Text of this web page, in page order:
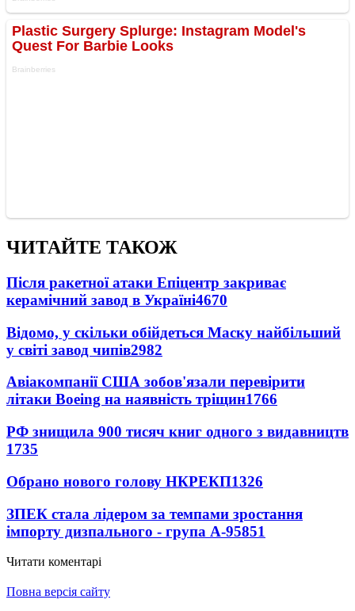
ЧИТАЙТЕ ТАКОЖ
Після ракетної атаки Епіцентр закриває
керамічний завод в Україні4670
Відомо, у скільки обійдеться Маску найбільший
у світі завод чипів2982
Авіакомпанії США зобов'язали перевірити
літаки Boeing на наявність тріщин1766
РФ знищила 900 тисяч книг одного з видавництв
1735
Обрано нового голову НКРЕКП1326
ЗПЕК стала лідером за темпами зростання
імпорту дизпального - група А-95851
Читати коментарі
Повна версія сайту